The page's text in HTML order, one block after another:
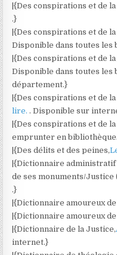
|{Des conspirations et de
.}
|{Des conspirations et de
Disponible dans toutes les
|{Des conspirations et de
Disponible dans toutes les
département.}
|{Des conspirations et de
lire.. Disponible sur
|{Des conspirations et de
emprunter en
|{Des délits et des peines,
|{Dictionnaire
de ses monuments/Justice
.}
|{Dictionnaire amoureux
|{Dictionnaire amoureux
|{Dictionnaire de la Justice,
internet.}